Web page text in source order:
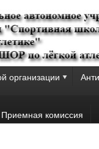
организации
Приемная комиссия